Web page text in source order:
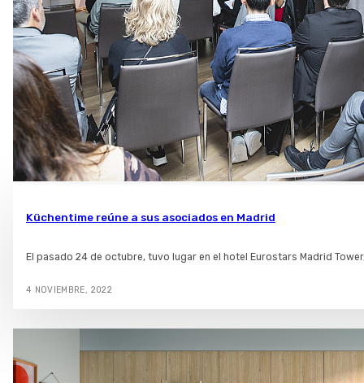
Küchentime reúne a sus asociados en Madrid
El pasado 24 de octubre, tuvo lugar en el hotel Eurostars Madrid
4 NOVIEMBRE, 2022